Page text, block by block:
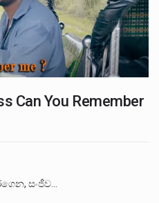
You Remember
සංජීව…